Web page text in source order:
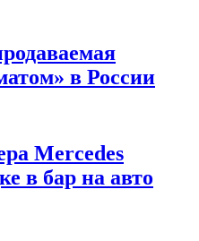
в России
Mercedes
в бар на авто